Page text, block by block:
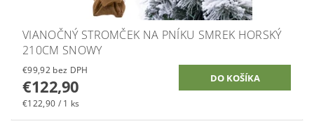
VIANOČNÝ STROMČEK NA PNÍKU SMREK HORSKÝ
210CM SNOWY
€99,92 bez DPH
€122,90
€122,90 / 1 ks